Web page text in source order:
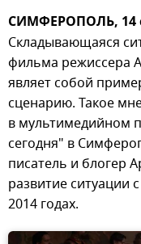
СИМФЕРОПОЛЬ, 14
Складывающаяся
фильма режиссера
являет собой
сценарию. Такое
в мультимедийном
сегодня" в
писатель и блогер
развитие ситуации
2014 годах.